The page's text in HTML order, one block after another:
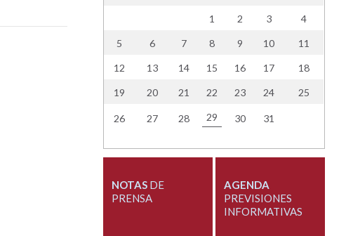
1 2 3 4
5 6 7 8 9 10 11
12 13 14 15 16 17 18
19 20 21 22 23 24 25
26 27 28 29 30 31
NOTASDE
PRENSA
AGENDA
PREVISIONES
INFORMATIVAS